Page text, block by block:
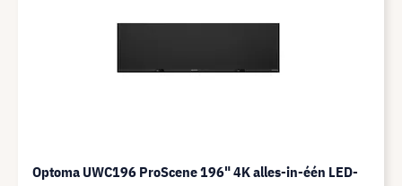
Optoma UWC196 ProScene 196" 4K alles-in-één LED-